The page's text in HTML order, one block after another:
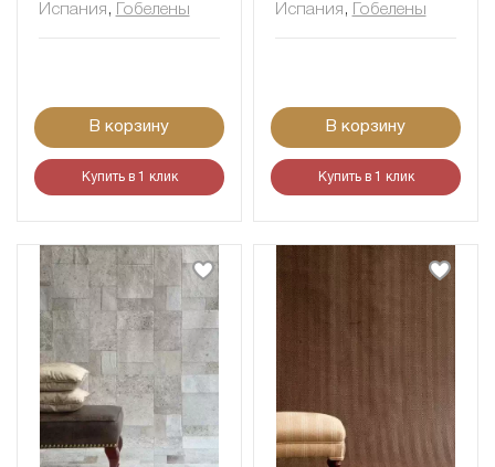
Испания , Гобелены
В корзину
Купить в 1 клик
Испания , Гобелены
В корзину
Купить в 1 клик